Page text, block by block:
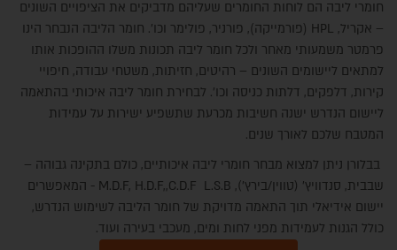
חומרי ליבה הם לוחות החומרים שעליהם מדביקים את הציפויים השונים
– אקריל, HPL (פורמייקה), פורניר, פולימר וכו'. חומר הליבה הנבחר הינו
פרמטר משמעותי מאחר ולכל חומר ליבה תכונות משלו ההופכות אותו
למתאים ליישומים השונים – רהיטים, חזיתות, משטחי עבודה, חיפויי
קירות, דלפקים, דלתות כניסה וכו'. לבחירת חומר ליבה איכותי בהתאמה
ליישום הנדרש ישנה חשיבות מכרעת שתשפיע ישירות על עמידות
המטבח שלכם לאורך שנים.
בבלורן ניתן למצוא מבחר חומרי ליבה איכותיים, כולם בתקינה גבוהה –
שבבית, סנדוויץ' (טווין/בירץ'), M.D.F, H.D.F,,C.D.F L.S.B - המאפשרים
יישום אידיאלי תוך התאמה מדויקת של חומר הליבה לשימוש הנדרש,
כולל הגנות לעמידות מפני לחות ומים, מעכבי בעירה ועוד.